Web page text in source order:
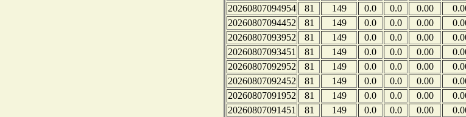
20260807094954
81 149 0.0 0.0 0.00
20260807094452
81 149 0.0 0.0 0.00
20260807093952
81 149 0.0 0.0 0.00
20260807093451
81 149 0.0 0.0 0.00
20260807092952
81 149 0.0 0.0 0.00
20260807092452
81 149 0.0 0.0 0.00
20260807091952
81 149 0.0 0.0 0.00
20260807091451
81 149 0.0 0.0 0.00